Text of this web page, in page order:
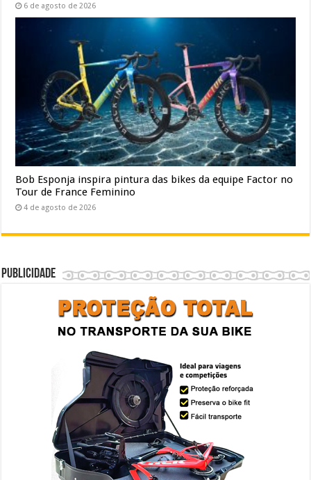
6 de agosto de 2026
Bob Esponja inspira pintura das bikes da equipe Factor no
Tour de France Feminino
4 de agosto de 2026
Publicidade